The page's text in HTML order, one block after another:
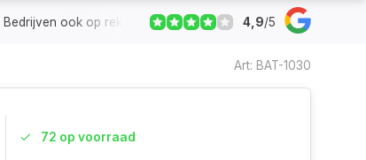
Bedrijven ook op rekening De voorraad die
4,9/5
Art: BAT-1030
72 op voorraad